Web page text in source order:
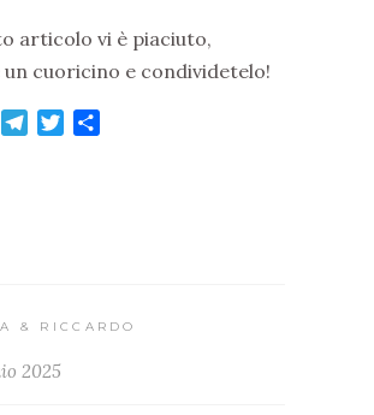
articolo vi è piaciuto,
cuoricino e condividetelo!
Facebook
Telegram
Twitter
& RICCARDO
2025